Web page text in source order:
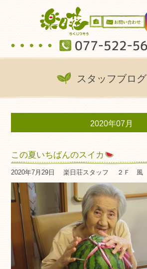
スタッフブログ
2020年07月
この夏いちばんのスイカ
2020年7月29日 楽日荘スタッフ ２Ｆ 風